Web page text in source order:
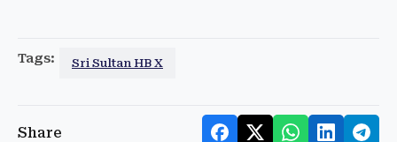
Tags: Sri Sultan HB X
Share